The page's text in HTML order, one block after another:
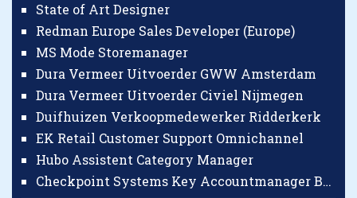
State of Art Designer
Redman Europe Sales Developer (Europe)
MS Mode Storemanager
Dura Vermeer Uitvoerder GWW Amsterdam
Dura Vermeer Uitvoerder Civiel Nijmegen
Duifhuizen Verkoopmedewerker Ridderkerk
EK Retail Customer Support Omnichannel
Hubo Assistent Category Manager
Checkpoint Systems Key Accountmanager Benelux